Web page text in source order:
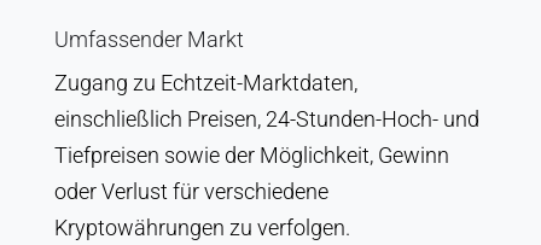
Umfassender Markt
Zugang zu Echtzeit-Marktdaten,
einschließlich Preisen, 24-Stunden-Hoch- und
Tiefpreisen sowie der Möglichkeit, Gewinn
oder Verlust für verschiedene
Kryptowährungen zu verfolgen.